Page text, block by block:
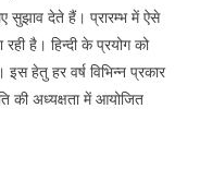
सुझाव देते हैं। प्रारम्भ में ऐसे
है। हिन्दी के प्रयोग को
हेतु हर वर्ष विभिन्न प्रकार
की अध्यक्षता में आयोजित